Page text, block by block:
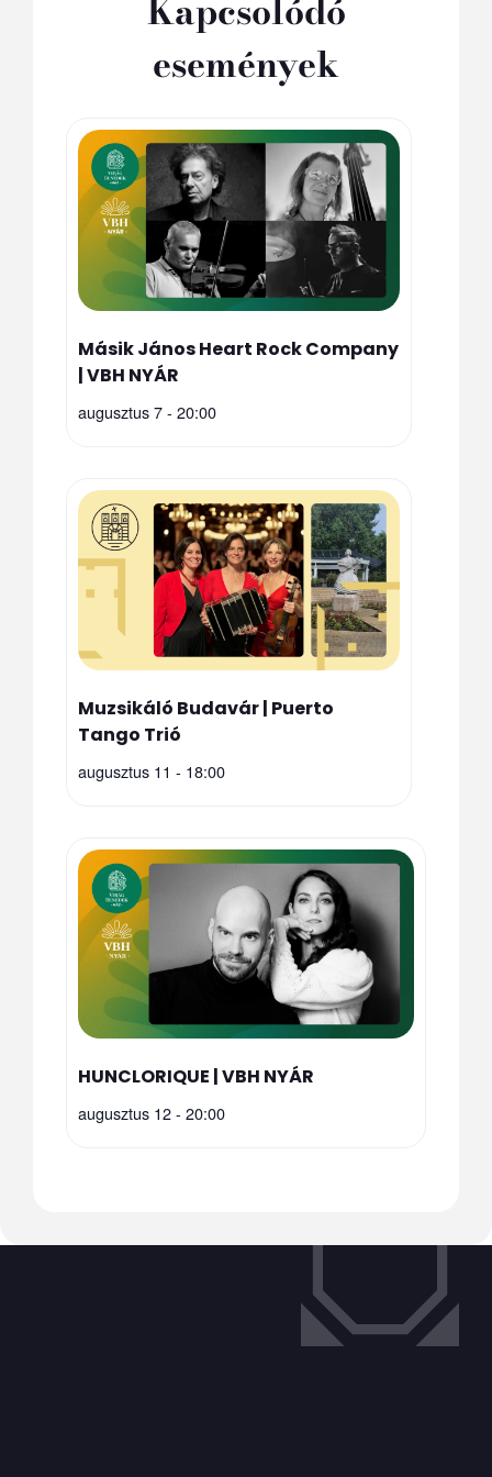
Kapcsolódó
események
Másik János Heart Rock Company
| VBH NYÁR
augusztus 7 - 20:00
Muzsikáló Budavár | Puerto
Tango Trió
augusztus 11 - 18:00
HUNCLORIQUE | VBH NYÁR
augusztus 12 - 20:00